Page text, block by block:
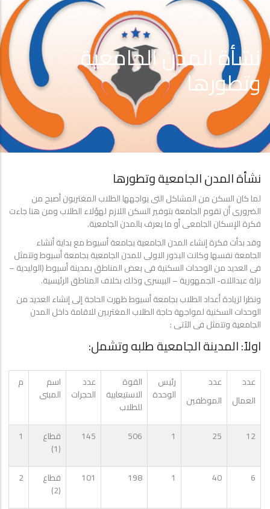
نشأة المدن الجامعية
وتطورها
نشأة المدن الجامعية وتطورها
لما كان السكن من المشاكل التى يواجهها الطلاب المغتربون أصبح من
الضرورى أن تقوم الجامعة بتوفير السكن اللازم لهؤلاء الطلاب ومن هنا جاءت
فكرة الإسكان الجامعى أو ما يعرف بالمدن الجامعية.
وقد بدأت فكرة إنشاء المدن الجامعية بجامعة أسيوط مع بداية أنشاء
الجامعة نفسها وكانت البذور الاولى للمدن الجامعية بجامعة أسيوط وتتمثل
فى العديد من الوحدات السكنية فى بعض المناطق بمدينة أسيوط (الوليدية –
نزلة عبداللاه- الجمهورية – البيسرى وذلك بخلاف المناطق الرئيسية.
ونظرا لزيادة أعداد الطلاب بجامعة أسيوط ظهرت الحاجة إلى إنشاء العديد من
الوحدات السكنية لمواجهة حاجة الطلاب المغتربين للاقامة داخل المدن
الجامعية وتتمثل فى الآتى :
اولاً: المدينة الجامعية طلبه وتشمل:
عدد
العمال
عدد
الموظفين
رئيس
الوحدة
القوة
الاستيعابية
للطلاب
عدد
الحجرات
اسم
المبنى
م
12
25
1
506
145
قطاع
(1)
1
6
40
1
198
101
قطاع
(2)
2